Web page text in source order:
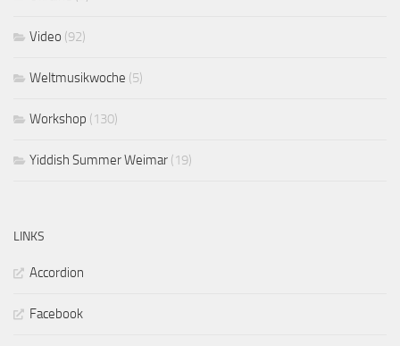
Video (92)
Weltmusikwoche (5)
Workshop (130)
Yiddish Summer Weimar (19)
LINKS
Accordion
Facebook